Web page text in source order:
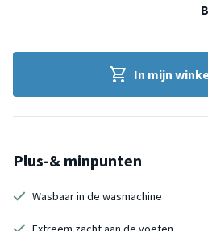
In mijn
Plus-& minpunten
Wasbaar in de wasmachine